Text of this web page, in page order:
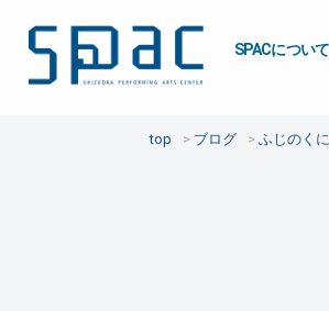
SPACについて
top ブログ ふじのく